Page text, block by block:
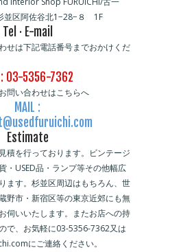
並区阿佐谷北1−28−８ 1F
Tel · E-mail
せは下記電話番号までおかけくだ
: 03-5356-7362
問い合わせはこちらへ
MAIL :
Estimate
積を行っております。ビンテージ
・USED品・ランプ等その他幅広
ます。杉並区周辺はもちろん、世
野市・新宿区等の東京近郊にも無
伺いいたします。またお店への持
で、お気軽に03-5356-7362又は
にご連絡ください。